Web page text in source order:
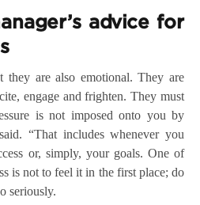
advice for
they are also emotional. They are
engage and frighten. They must
is not imposed onto you by
“That includes whenever you
or, simply, your goals. One of
is not to feel it in the first place; do
seriously.